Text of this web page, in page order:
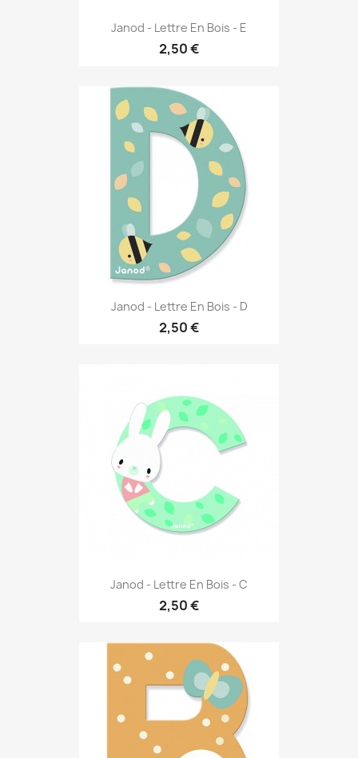
Janod - Lettre En Bois - E
2,50 €
Janod - Lettre En Bois - D
2,50 €
Janod - Lettre En Bois - C
2,50 €